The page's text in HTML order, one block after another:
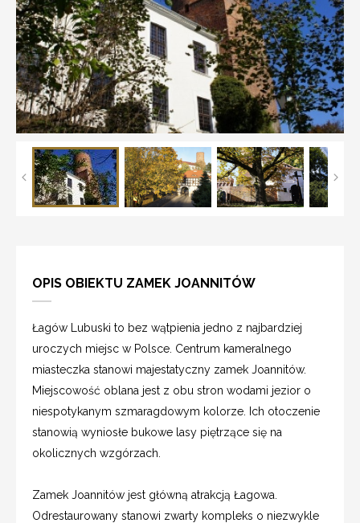
OPIS OBIEKTU ZAMEK JOANNITÓW
Łagów Lubuski to bez wątpienia jedno z najbardziej
uroczych miejsc w Polsce. Centrum kameralnego
miasteczka stanowi majestatyczny zamek Joannitów.
Miejscowość oblana jest z obu stron wodami jezior o
niespotykanym szmaragdowym kolorze. Ich otoczenie
stanowią wyniosłe bukowe lasy piętrzące się na
okolicznych wzgórzach.
Zamek Joannitów jest główną atrakcją Łagowa.
Odrestaurowany stanowi zwarty kompleks o niezwykle